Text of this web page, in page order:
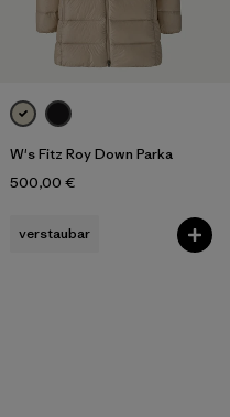
W's Fitz Roy Down Parka
500,00 €
verstaubar